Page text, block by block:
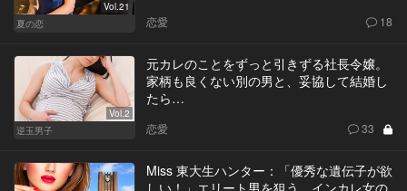
Vol.21
夏の恋
恋愛 18
Vol.2
逆玉男子
元カレのことをずっと引きずる社長令嬢。
家柄も良くない別の男と、妥協して結婚し
たら…
恋愛 33
Miss 東大生ハンター：「優秀な遺伝子が欲